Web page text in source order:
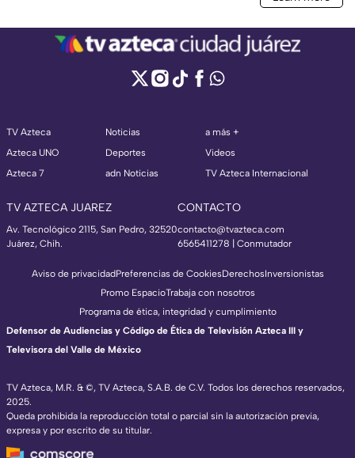
TV Azteca
Azteca UNO
Azteca 7
Noticias
Deportes
adn Noticias
a más +
Videos
TV Azteca Internacional
TV AZTECA JUAREZ
Av. Tecnológico 2115, San Pedro, 32520
Juárez, Chih.
CONTACTO
contacto@tvazteca.com
6565411278 | Conmutador
TV Azteca, M.R. & ©, TV Azteca, S.A.B. de C.V. Todos los derechos reservados,
2025.
Queda prohibida la reproducción total o parcial sin la autorización previa,
expresa y por escrito de su titular.
Aviso de privacidadPreferencias de CookiesDerechosInversionistas
Promo EspacioTrabaja con nosotros
Programa de ética, integridad y cumplimiento
Defensor de Audiencias y Código de Ética de Televisión Azteca III y
Televisora del Valle de México